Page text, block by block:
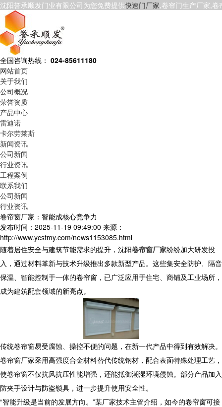
沈阳誉承顺发门业有限公司为您免费提供快速门厂家,卷帘门生产厂家,
全国咨询热线： 024-85611180
网站首页
关于我们
公司概况
荣誉资质
产品中心
雷迪诺
卡尔劳莱斯
新闻资讯
公司新闻
行业资讯
工程案例
联系我们
公司新闻
行业资讯
卷帘窗厂家：智能成核心竞争力
发布时间：2025-11-19 09:49:00 来源：
http://www.ycsfmy.com/news1153085.html
随着居住安全与建筑节能需求的提升，沈阳卷帘窗厂家纷纷加大研发投
入，通过材料革新与技术升级推出多款新型产品。这些集安全防护、隔音
保温、智能控制于一体的卷帘窗，已广泛应用于住宅、商铺及工业场所，
成为建筑配套领域的新亮点。
传统卷帘窗易受腐蚀、操控不便的问题，在新一代产品中得到有效解决。
卷帘窗厂家采用高强度合金材料替代传统钢材，配合表面特殊处理工艺，
使卷帘窗不仅抗风抗压性能增强，还能抵御潮湿环境侵蚀。部分产品加入
防夹手设计与防盗锁具，进一步提升使用安全性。
“智能升级是当前的发展方向。”某厂家技术主管介绍，如今的卷帘窗可接